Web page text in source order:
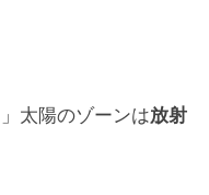
太陽のゾーンは放射